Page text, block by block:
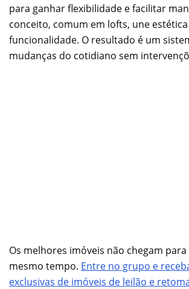
para ganhar flexibilidade e facilitar
conceito, comum em lofts, une
funcionalidade. O resultado é um
mudanças do cotidiano sem
Os melhores imóveis não chegam
mesmo tempo. Entre no grupo e
exclusivas de imóveis de leilão e